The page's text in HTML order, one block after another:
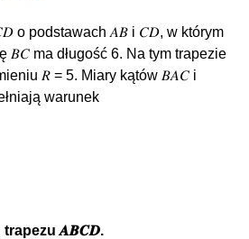
o podstawach 𝐴𝐵 i 𝐶𝐷, w którym
𝐵𝐶 ma długość 6. Na tym trapezie
𝑅 = 5. Miary kątów 𝐵𝐴𝐶 i
warunek
trapezu 𝑨𝑩𝑪𝑫.